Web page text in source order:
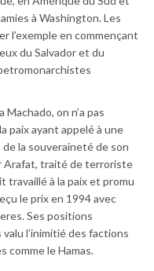
à Washington. Les
l’exemple en commençant
du Salvador et du
on n’a pas
paix ayant appelé à une
la souveraineté de son
Arafat, traité de terroriste
travaillé à la paix et promu
le prix en 1994 avec
Ses positions
l’inimitié des factions
comme le Hamas.